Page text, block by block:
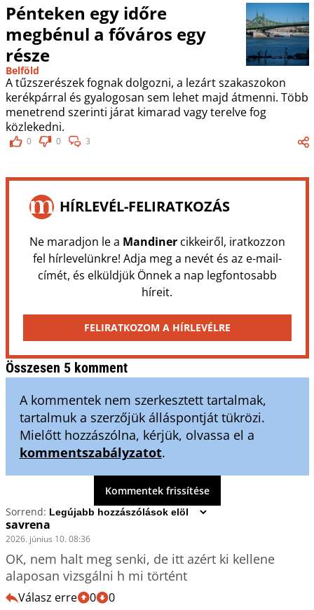
Pénteken egy időre
megbénul a főváros egy
része
Belföld
A tűzszerészek fognak dolgozni, a lezárt szakaszokon
kerékpárral és gyalogosan sem lehet majd átmenni. Több
menetrend szerinti járat kimarad vagy terelve fog
közlekedni.
0 0 3
HÍRLEVÉL-FELIRATKOZÁS
Ne maradjon le a Mandinercikkeiről, iratkozzon
fel hírlevelünkre! Adja meg a nevét és az e-mail-
címét, és elküldjük Önnek a nap legfontosabb
híreit.
FELIRATKOZOM A HÍRLEVÉLRE
Összesen 5 komment
A kommentek nem szerkesztett tartalmak,
tartalmuk a szerzőjük álláspontját tükrözi.
Mielőtt hozzászólna, kérjük, olvassa el a
kommentszabályzatot.
Kommentek frissítése
Sorrend:
savrena
2026. június 10. 08:36
OK, nem halt meg senki, de itt azért ki kellene
alaposan vizsgálni h mi történt
Válasz erre 0 0